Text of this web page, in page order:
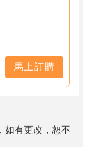
馬上訂購
如有更改，恕不